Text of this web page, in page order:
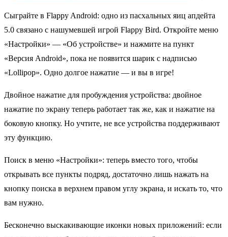
Сыграйте в Flappy Android: одно из пасхальных яиц апдейта
5.0 связано с нашумевшей игрой Flappy Bird. Откройте меню
«Настройки» — «Об устройстве» и нажмите на пункт
«Версия Android», пока не появится шарик с надписью
«Lollipop». Одно долгое нажатие — и вы в игре!
Двойное нажатие для пробуждения устройства: двойное
нажатие по экрану теперь работает так же, как и нажатие на
боковую кнопку. Но учтите, не все устройства поддерживают
эту функцию.
Поиск в меню «Настройки»: теперь вместо того, чтобы
открывать все пункты подряд, достаточно лишь нажать на
кнопку поиска в верхнем правом углу экрана, и искать то, что
вам нужно.
Бесконечно выскакивающие иконки новых приложений: если